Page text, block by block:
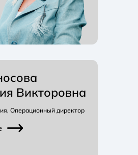
Викторовна
Операционный директор